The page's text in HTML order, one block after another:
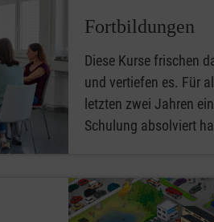
Fortbildungen
Diese Kurse frischen
und vertiefen es. Für
letzten zwei Jahren
Schulung absolviert